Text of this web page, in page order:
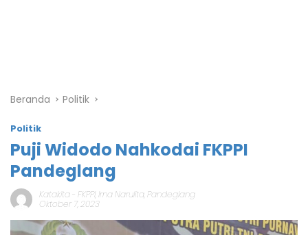
Beranda Politik
Politik
Puji Widodo Nahkodai FKPPI
Pandeglang
Katakita- FKPPI,Irna Narulita,Pandeglang
Oktober 7, 2023